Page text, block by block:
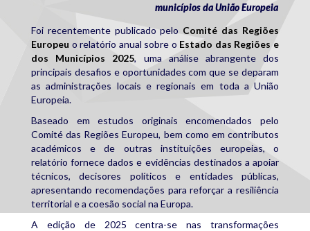
municípios da União Europeia
Foi recentemente publicado pelo Comité das Regiões
Europeu o relatório anual sobre o Estado das Regiões e
dos Municípios 2025, uma análise abrangente dos
principais desafios e oportunidades com que se deparam
as administrações locais e regionais em toda a União
Europeia.
Baseado em estudos originais encomendados pelo
Comité das Regiões Europeu, bem como em contributos
académicos e de outras instituições europeias, o
relatório fornece dados e evidências destinados a apoiar
técnicos, decisores políticos e entidades públicas,
apresentando recomendações para reforçar a resiliência
territorial e a coesão social na Europa.
A edição de 2025 centra-se nas transformações